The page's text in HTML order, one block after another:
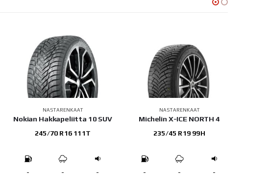
NASTARENKAAT
Nokian Hakkapeliitta 10 SUV
245/70 R16 111T
- - -
NASTARENKAAT
Michelin X-ICE NORTH 4
235/45 R19 99H
- - -